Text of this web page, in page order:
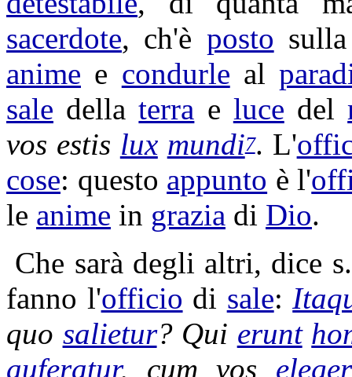
sacerdote, ch'è posto
anime e condurle al
sale dellaterra e luce del
vos estis lux mundi7. L'
cose: questo appunto è l'
le anime in grazia di Dio.
Che sarà degli altri, dice
fanno l'officio di sale:
quo salietur? Qui erunt
auferatur, cum vos